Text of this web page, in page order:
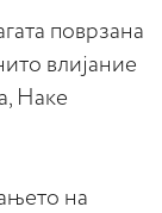
поврзана
влијание
Наке
на